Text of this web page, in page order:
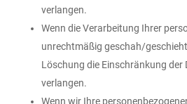
verlangen.
Wenn die Verarbeitung Ihrer
unrechtmäßig geschah/
Löschung die Einschränkung der
verlangen.
Wenn wir Ihre